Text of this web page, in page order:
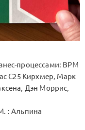
процессами: ВРМ
С25 Кирхмер, Марк
Дэн Моррис,
: Альпина